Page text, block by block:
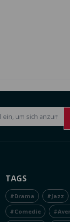
TAGS
#Drama #Jazz
#Comedie